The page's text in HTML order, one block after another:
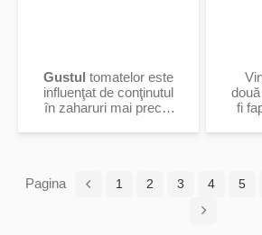
Gustul tomatelor este
influenţat de conţinutul
în zaharuri mai precis
fi
Pagina 1 2 3 4 5